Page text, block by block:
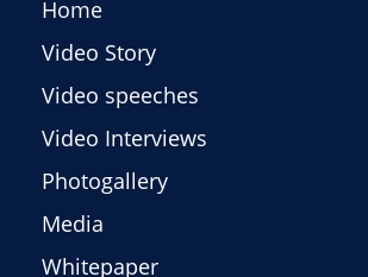
Home
Video Story
Video speeches
Video Interviews
Photogallery
Media
Whitepaper